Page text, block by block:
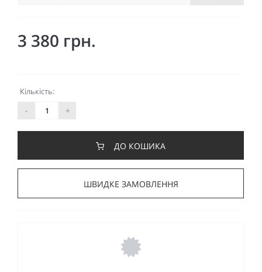
3 380 грн.
Кількість:
-
+
ДО КОШИКА
ШВИДКЕ ЗАМОВЛЕННЯ